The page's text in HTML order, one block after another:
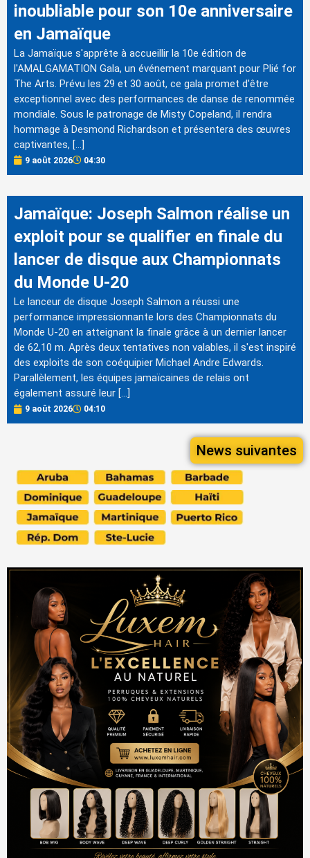
inoubliable pour son 10e anniversaire
en Jamaïque
La Jamaïque s'apprête à accueillir la 10e édition de
l'AMALGAMATION Gala, un événement marquant pour Plié for
The Arts. Prévu les 29 et 30 août, ce gala promet d'être
exceptionnel avec des performances de danse de renommée
mondiale. Sous le patronage de Misty Copeland, il rendra
hommage à Desmond Richardson et présentera des œuvres
captivantes, […]
9 août 2026 04:30
Jamaïque: Joseph Salmon réalise un
exploit pour se qualifier en finale du
lancer de disque aux Championnats
du Monde U-20
Le lanceur de disque Joseph Salmon a réussi une
performance impressionnante lors des Championnats du
Monde U-20 en atteignant la finale grâce à un dernier lancer
de 62,10 m. Après deux tentatives non valables, il s'est inspiré
des exploits de son coéquipier Michael Andre Edwards.
Parallèlement, les équipes jamaïcaines de relais ont
également assuré leur […]
9 août 2026 04:10
News suivantes